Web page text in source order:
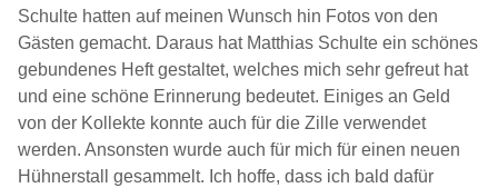
Schulte hatten auf meinen Wunsch hin Fotos von den
Gästen gemacht. Daraus hat Matthias Schulte ein schönes
gebundenes Heft gestaltet, welches mich sehr gefreut hat
und eine schöne Erinnerung bedeutet. Einiges an Geld
von der Kollekte konnte auch für die Zille verwendet
werden. Ansonsten wurde auch für mich für einen neuen
Hühnerstall gesammelt. Ich hoffe, dass ich bald dafür